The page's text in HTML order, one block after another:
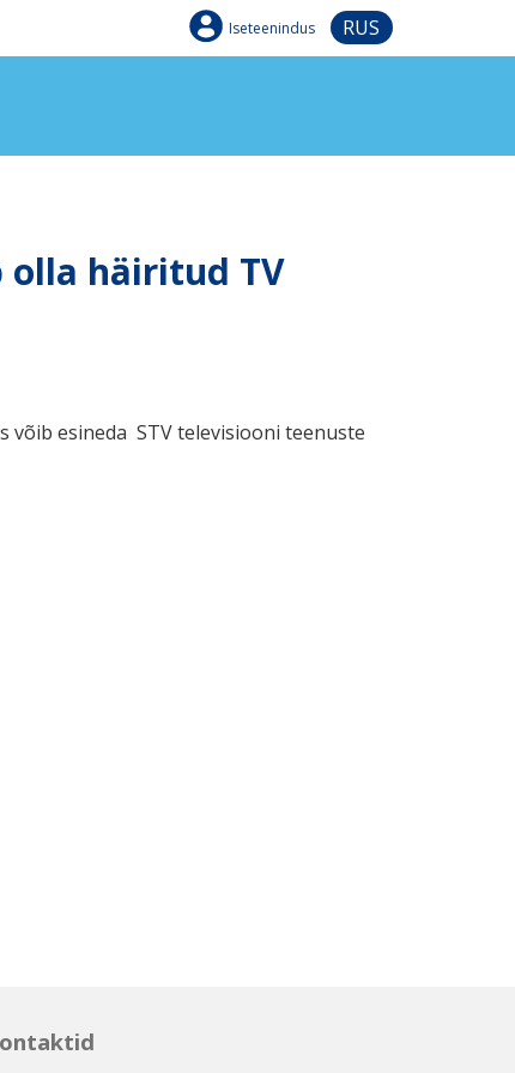
Iseteenindus RUS
olla häiritud TV
võib esineda STV televisiooni teenuste